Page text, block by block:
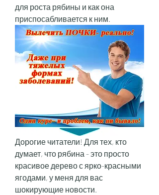
для роста рябины и как она
приспосабливается к ним.
Дорогие читатели! Для тех, кто
думает, что рябина - это просто
красивое дерево с ярко-красными
ягодами, у меня для вас
шокирующие новости.